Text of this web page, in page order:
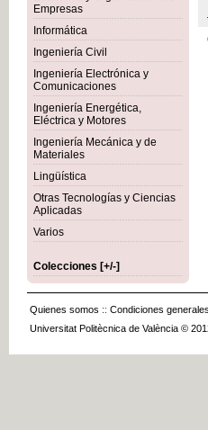
Empresas
Informática
Ingeniería Civil
Ingeniería Electrónica y
Comunicaciones
Ingeniería Energética,
Eléctrica y Motores
Ingeniería Mecánica y de
Materiales
Lingüística
Otras Tecnologías y Ciencias
Aplicadas
Varios
Colecciones [+/-]
Quienes somos :: Condiciones
Universitat Politècnica de València ©